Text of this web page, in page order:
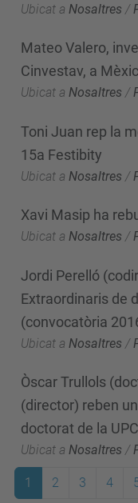
Ubicat a Nosaltres /
Mateo Valero,
Cinvestav, a Mèxic
Ubicat a Nosaltres /
Toni Juan rep la
15a Festibity
Ubicat a Nosaltres /
Xavi Masip ha
Ubicat a Nosaltres /
Jordi Perelló
Extraordinaris de
(convocatòria
Ubicat a Nosaltres /
Òscar Trullols
(director) reben
doctorat de la
Ubicat a Nosaltres /
1 2 3 4